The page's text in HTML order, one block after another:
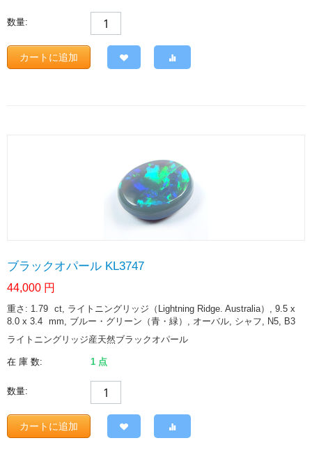
数量:
カートに追加
ブラックオパール KL3747
44,000 円
重さ: 1.79 ct, ライトニングリッジ（Lightning Ridge. Australia）, 9.5 x
8.0 x 3.4 mm, ブルー・グリーン（青・緑）, オーバル, シャフ, N5, B3
ライトニングリッジ産天然ブラックオパール
在 庫 数: 1 点
数量:
カートに追加